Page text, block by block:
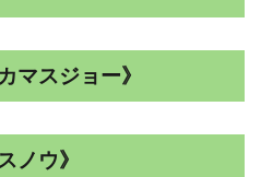
マスジョー》
ノウ》